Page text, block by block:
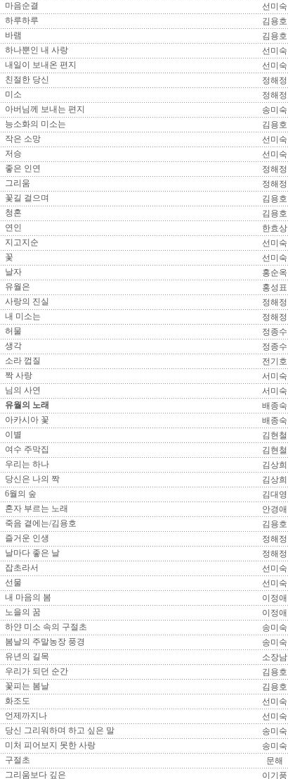
마음순결 선미숙
하루하루 김용호
바램 김용호
하나뿐인 내 사랑 선미숙
내일이 보내온 편지 선미숙
친절한 당신 정해정
미소 정해정
아버님께 보내는 편지 송미숙
능소화의 미소는 김용호
작은 소망 선미숙
저승 선미숙
좋은 인연 정해정
그리움 정해정
꽃길 걸으며 김용호
청혼 김용호
연인 한효상
지고지순 선미숙
꽃 선미숙
날자 홍순옥
유월은 홍성표
사랑의 진실 정해정
내 미소는 정해정
허물 정종수
생각 정종수
소라 껍질 전기호
짝 사랑 서미숙
님의 사연 서미숙
유월의 노래 배종숙
아카시아 꽃 배종숙
이별 김현철
여수 주막집 김현철
우리는 하나 김상희
당신은 나의 짝 김상희
6월의 숲 김대영
혼자 부르는 노래 안경애
죽음 곁에는/김용호 김용호
즐거운 인생 정해정
날마다 좋은 날 정해정
잡초라서 선미숙
선물 선미숙
내 마음의 봄 이정애
노을의 꿈 이정애
하얀 미소 속의 구절초 송미숙
봄날의 주말농장 풍경 송미숙
유년의 길목 소장남
우리가 되던 순간 김용호
꽃피는 봄날 김용호
화조도 선미숙
언제까지나 선미숙
당신 그리워하며 하고 싶은 말 송미숙
미처 피어보지 못한 사랑 송미숙
구절초 문해
그리움보다 깊은 이기풍